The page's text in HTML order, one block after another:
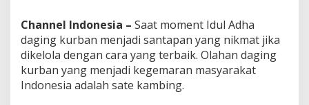
Channel Indonesia – Saat moment Idul Adha
daging kurban menjadi santapan yang nikmat jika
dikelola dengan cara yang terbaik. Olahan daging
kurban yang menjadi kegemaran masyarakat
Indonesia adalah sate kambing.